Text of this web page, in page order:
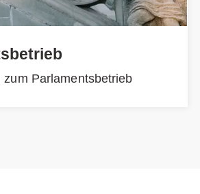
zum Parlamentsbetrieb